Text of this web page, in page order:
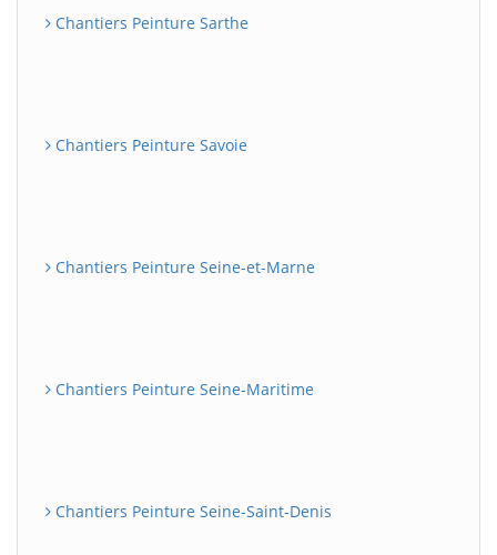
Chantiers Peinture Sarthe
Chantiers Peinture Savoie
Chantiers Peinture Seine-et-Marne
Chantiers Peinture Seine-Maritime
Chantiers Peinture Seine-Saint-Denis